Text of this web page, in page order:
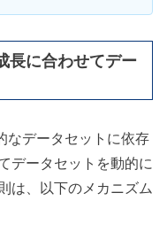
長に合わせてデー
なデータセットに依存
データセットを動的に
は、以下のメカニズム